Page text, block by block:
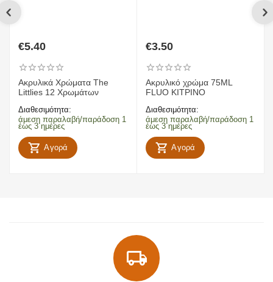
€5.40
Ακρυλικά Χρώματα The
Littlies 12 Χρωμάτων
Διαθεσιμότητα:
άμεση παραλαβή/παράδοση 1
έως 3 ημέρες
Αγορά
€3.50
Ακρυλικό χρώμα 75ML
FLUO ΚΙΤΡΙΝΟ
Διαθεσιμότητα:
άμεση παραλαβή/παράδοση 1
έως 3 ημέρες
Αγορά